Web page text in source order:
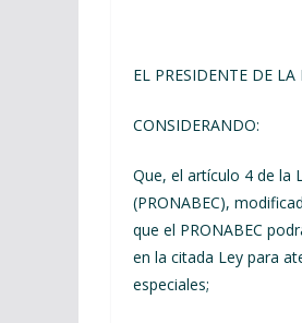
EL PRESIDENTE DE LA
CONSIDERANDO:
Que, el artículo 4 de la
(PRONABEC),
que el PRONABEC
en la citada Ley para
especiales;